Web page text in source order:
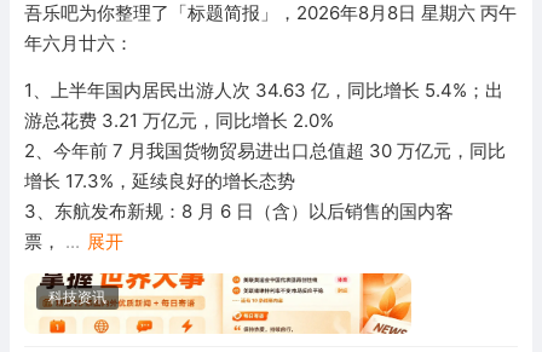
吾乐吧为你整理了「标题简报」，2026年8月8日 星期六 丙午
年六月廿六：
1、上半年国内居民出游人次 34.63 亿，同比增长 5.4%；出
游总花费 3.21 万亿元，同比增长 2.0%
2、今年前 7 月我国货物贸易进出口总值超 30 万亿元，同比
增长 17.3%，延续良好的增长态势
3、东航发布新规：8 月 6 日（含）以后销售的国内客
票， ... 展开
科技资讯